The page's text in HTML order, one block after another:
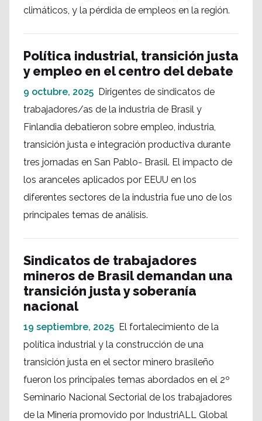
climáticos, y la pérdida de empleos en la región.
Política industrial, transición justa
y empleo en el centro del debate
9 octubre, 2025 Dirigentes de sindicatos de
trabajadores/as de la industria de Brasil y
Finlandia debatieron sobre empleo, industria,
transición justa e integración productiva durante
tres jornadas en San Pablo- Brasil. El impacto de
los aranceles aplicados por EEUU en los
diferentes sectores de la industria fue uno de los
principales temas de análisis.
Sindicatos de trabajadores
mineros de Brasil demandan una
transición justa y soberanía
nacional
19 septiembre, 2025 El fortalecimiento de la
política industrial y la construcción de una
transición justa en el sector minero brasileño
fueron los principales temas abordados en el 2º
Seminario Nacional Sectorial de los trabajadores
de la Minería promovido por IndustriALL Global